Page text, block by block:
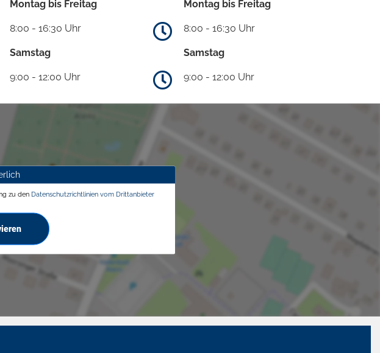
Montag bis Freitag
8:00 - 16:30 Uhr
Samstag
9:00 - 12:00 Uhr
Montag bis Freitag
8:00 - 16:30 Uhr
Samstag
9:00 - 12:00 Uhr
zu den Datenschutzrichtlinien vom Drittanbieter